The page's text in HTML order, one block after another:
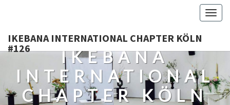
IKEBANA INTERNATIONAL CHAPTER KÖLN
#126
IKEBANA
INTERNATIONAL
CHAPTER KÖLN